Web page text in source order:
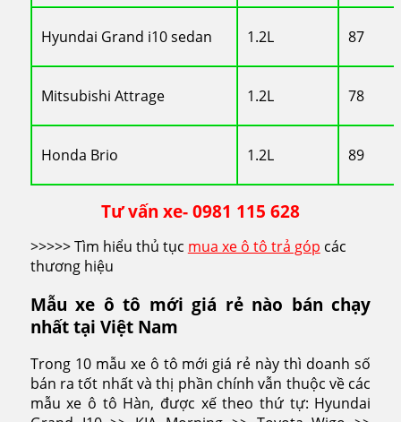
Hyundai Grand i10 sedan 1.2L 87
Mitsubishi Attrage 1.2L 78
Honda Brio 1.2L 89
Tư vấn xe- 0981 115 628
>>>>> Tìm hiểu thủ tục mua xe ô tô trả góp các
thương hiệu
Mẫu xe ô tô mới giá rẻ nào bán chạy
nhất tại Việt Nam
Trong 10 mẫu xe ô tô mới giá rẻ này thì doanh số
bán ra tốt nhất và thị phần chính vẫn thuộc về các
mẫu xe ô tô Hàn, được xế theo thứ tự: Hyundai